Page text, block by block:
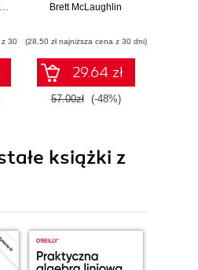
z 30
Brett McLaughlin
(28,50 zł najniższa cena z 30 dni)
29.64 zł
57.00zł (-48%)
książki z